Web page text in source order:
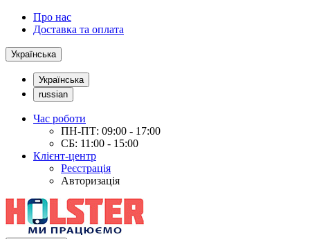
Про нас
Доставка та оплата
Українська
Українська
russian
Час роботи
ПН-ПТ: 09:00 - 17:00
СБ: 11:00 - 15:00
Клієнт-центр
Реєстрація
Авторизація